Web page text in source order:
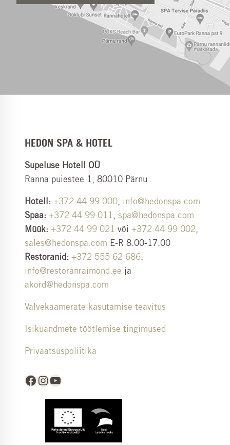
HEDON SPA & HOTEL
Supeluse Hotell OÜ
Ranna puiestee 1, 80010 Pärnu
Hotell: +372 44 99 000, info@hedonspa.com
Spaa: +372 44 99 011, spa@hedonspa.com
Müük: +372 44 99 021 või +372 44 99 002,
sales@hedonspa.com E-R 8.00-17.00
Restoranid: +372 555 62 686,
info@restoranraimond.ee ja
akord@hedonspa.com
Valvekaamerate kasutamise teavitus
Isikuandmete töötlemise tingimused
Privaatsuspoliitika
Facebook
Instagram
YouTube